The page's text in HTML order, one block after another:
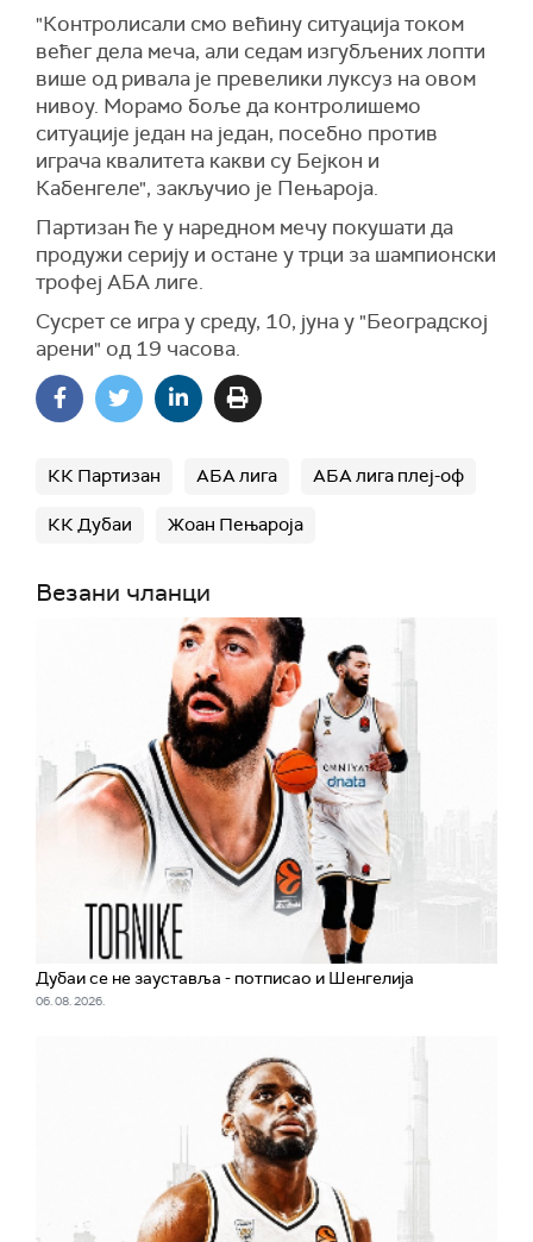
"Контролисали смо већину ситуација током
већег дела меча, али седам изгубљених лопти
више од ривала је превелики луксуз на овом
нивоу. Морамо боље да контролишемо
ситуације један на један, посебно против
играча квалитета какви су Бејкон и
Кабенгеле", закључио је Пењароја.
Партизан ће у наредном мечу покушати да
продужи серију и остане у трци за шампионски
трофеј АБА лиге.
Сусрет се игра у среду, 10, јуна у "Београдској
арени" од 19 часова.
КК Партизан АБА лига АБА лига плеј-оф
КК Дубаи Жоан Пењароја
Везани чланци
Дубаи се не зауставља - потписао и Шенгелија
06. 08. 2026.